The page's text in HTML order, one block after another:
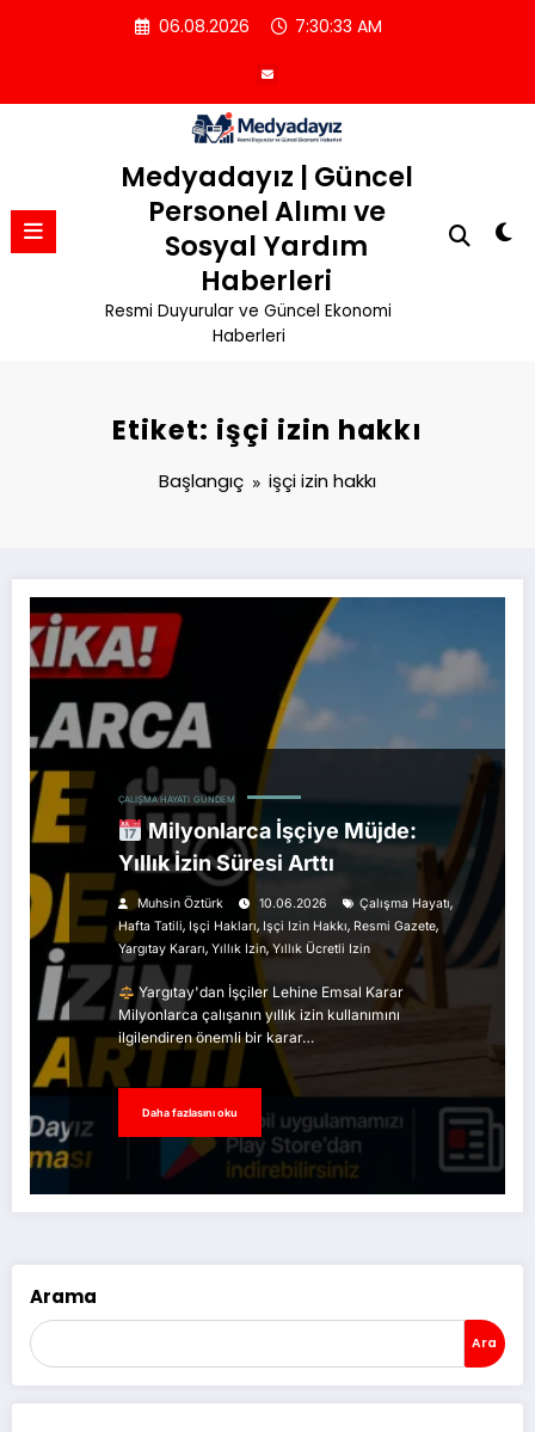
06.08.2026 7:30:33 AM
Medyadayız | Güncel
Personel Alımı ve
Sosyal Yardım
Haberleri
Resmi Duyurular ve Güncel Ekonomi
Haberleri
Etiket: işçi izin hakkı
Başlangıç işçi izin hakkı
ÇALIŞMA HAYATI GÜNDEM
Milyonlarca İşçiye Müjde:
Yıllık İzin Süresi Arttı
Muhsin Öztürk 10.06.2026 Çalışma Hayatı,
Hafta Tatili, Işçi Hakları, Işçi Izin Hakkı, Resmi Gazete,
Yargıtay Kararı, Yıllık Izin, Yıllık Ücretli Izin
Yargıtay'dan İşçiler Lehine Emsal Karar
Milyonlarca çalışanın yıllık izin kullanımını
ilgilendiren önemli bir karar…
Daha fazlasını oku
Arama
Ara